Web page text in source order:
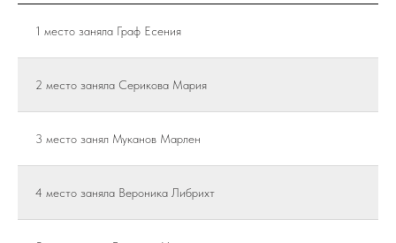
1 место заняла Граф Есения
2 место заняла Серикова Мария
3 место занял Муканов Марлен
4 место заняла Вероника Либрихт